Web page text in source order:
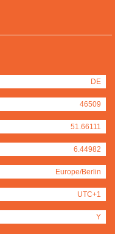
DE
46509
51.66111
6.44982
Europe/Berlin
UTC+1
Y